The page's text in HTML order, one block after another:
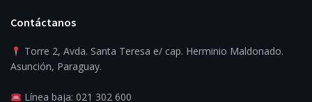
Contáctanos
Torre 2, Avda. Santa Teresa e/ cap. Herminio Maldonado.
Asunción, Paraguay.
Línea baja: 021 302 600